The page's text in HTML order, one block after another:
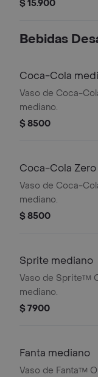
$ 15.900
Bebidas
Coca-Cola
Vaso de Coca-
mediano.
$ 8500
Coca-Cola
Vaso de Coca-
mediano.
$ 8500
Sprite mediano
Vaso de Sprite™
mediano.
$ 7900
Fanta mediano
Vaso de Fanta™